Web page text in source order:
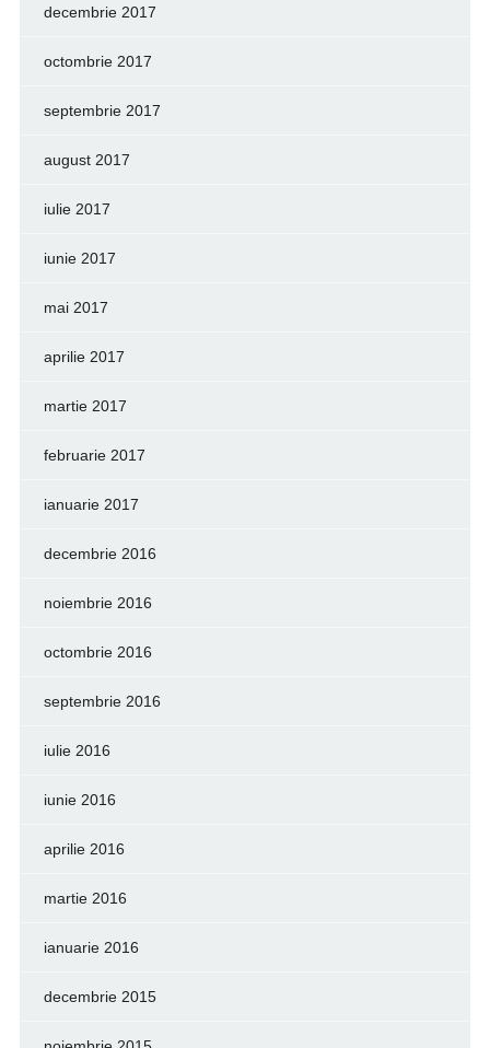
decembrie 2017
octombrie 2017
septembrie 2017
august 2017
iulie 2017
iunie 2017
mai 2017
aprilie 2017
martie 2017
februarie 2017
ianuarie 2017
decembrie 2016
noiembrie 2016
octombrie 2016
septembrie 2016
iulie 2016
iunie 2016
aprilie 2016
martie 2016
ianuarie 2016
decembrie 2015